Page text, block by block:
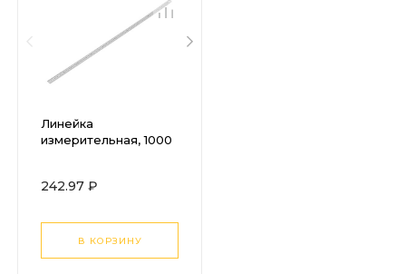
Линейка
измерительная, 1000
242.97 ₽
В КОРЗИНУ